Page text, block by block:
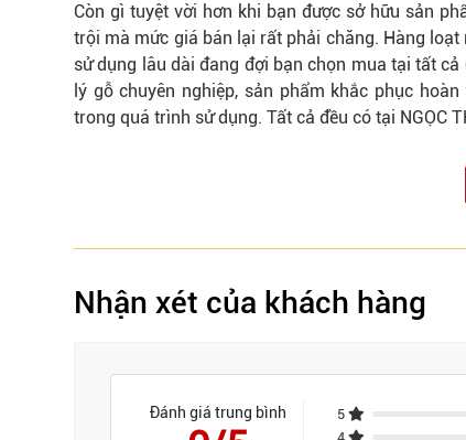
Còn gì tuyệt vời hơn khi bạn được sở hữu sản
trội mà mức giá bán lại rất phải chăng. Hàng loạt
sử dụng lâu dài đang đợi bạn chọn mua tại tất
lý gỗ chuyên nghiệp, sản phẩm khắc phục
trong quá trình sử dụng. Tất cả đều có tại NGỌC
Nhận xét của khách hàng
Đánh giá trung bình 5